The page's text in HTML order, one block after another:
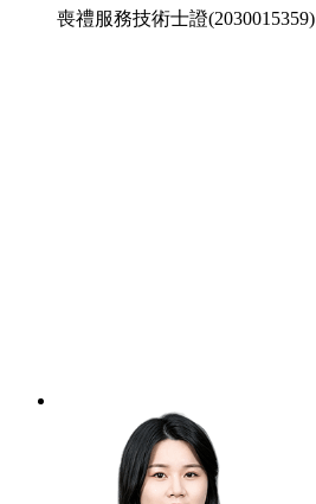
喪禮服務技術士證(2030015359)